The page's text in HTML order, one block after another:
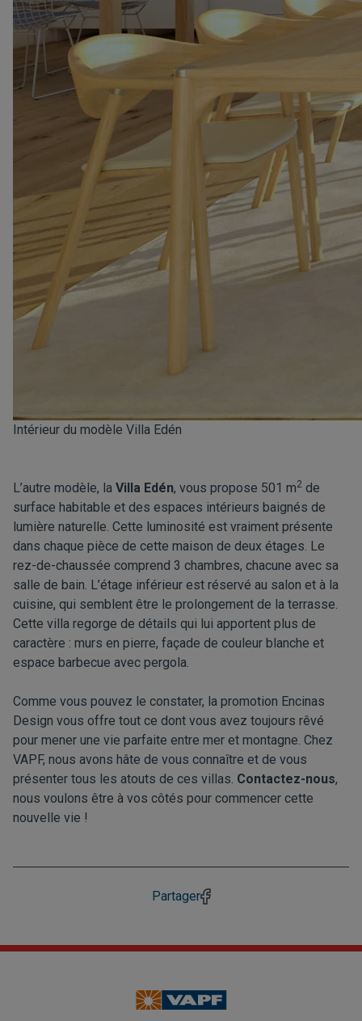
Intérieur du modèle Villa Edén
L’autre modèle, la Villa Edén, vous propose 501 m2 de
surface habitable et des espaces intérieurs baignés de
lumière naturelle. Cette luminosité est vraiment présente
dans chaque pièce de cette maison de deux étages. Le
rez-de-chaussée comprend 3 chambres, chacune avec sa
salle de bain. L’étage inférieur est réservé au salon et à la
cuisine, qui semblent être le prolongement de la terrasse.
Cette villa regorge de détails qui lui apportent plus de
caractère : murs en pierre, façade de couleur blanche et
espace barbecue avec pergola.
Comme vous pouvez le constater, la promotion Encinas
Design vous offre tout ce dont vous avez toujours rêvé
pour mener une vie parfaite entre mer et montagne. Chez
VAPF, nous avons hâte de vous connaître et de vous
présenter tous les atouts de ces villas. Contactez-nous,
nous voulons être à vos côtés pour commencer cette
nouvelle vie !
Partager